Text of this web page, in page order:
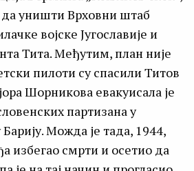
да уништи Врховни штаб
војске Југославије и
Тита. Међутим, план није
пилоти су спасили Титов
Шорникова евакуисала је
партизана у
Можда је тада, 1944,
избегао смрти и осетио да